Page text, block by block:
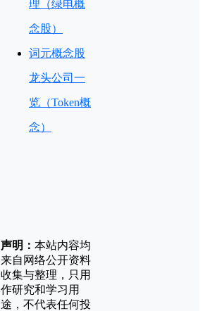
理（绿电概
念股）
词元概念股
龙头公司一
览（Token概
念）
声明： 本站内容均
来自网络公开资料
收集与整理，只用
作研究和学习用
途，不代表任何投